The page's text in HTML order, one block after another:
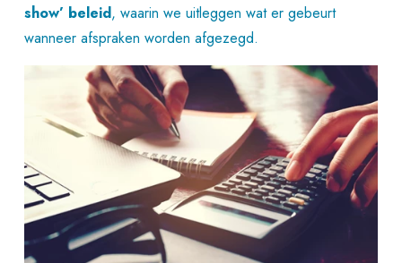
show’ beleid, waarin we uitleggen wat er gebeurt
wanneer afspraken worden afgezegd.